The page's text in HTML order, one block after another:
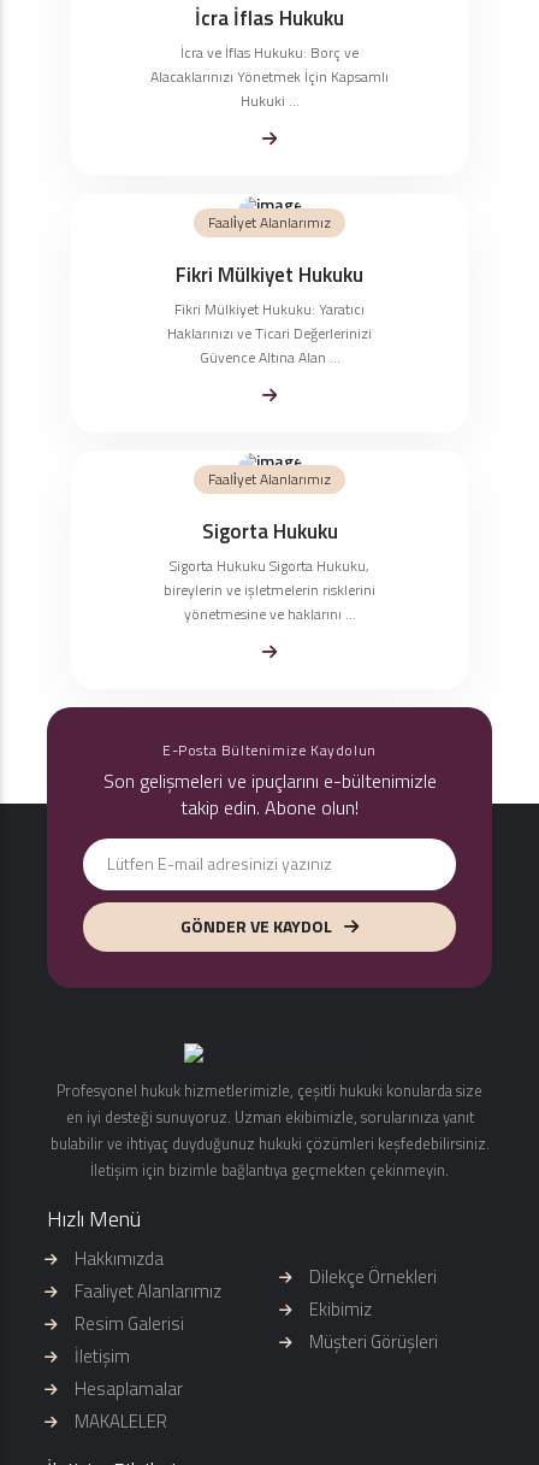
İcra İflas Hukuku
İcra ve İflas Hukuku: Borç ve
Alacaklarınızı Yönetmek İçin Kapsamlı
Hukuki ...
Faali̇yet Alanlarımız
Fikri Mülkiyet Hukuku
Fikri Mülkiyet Hukuku: Yaratıcı
Haklarınızı ve Ticari Değerlerinizi
Güvence Altına Alan ...
Faali̇yet Alanlarımız
Sigorta Hukuku
Sigorta Hukuku Sigorta Hukuku,
bireylerin ve işletmelerin risklerini
yönetmesine ve haklarını ...
E-Posta Bültenimize Kaydolun
Son gelişmeleri ve ipuçlarını e-bültenimizle
takip edin. Abone olun!
GÖNDER VE KAYDOL
Profesyonel hukuk hizmetlerimizle, çeşitli hukuki konularda size
en iyi desteği sunuyoruz. Uzman ekibimizle, sorularınıza yanıt
bulabilir ve ihtiyaç duyduğunuz hukuki çözümleri keşfedebilirsiniz.
İletişim için bizimle bağlantıya geçmekten çekinmeyin.
Hızlı Menü
Hakkımızda
Faaliyet Alanlarımız
Resim Galerisi
İletişim
Hesaplamalar
MAKALELER
Dilekçe Örnekleri
Ekibimiz
Müşteri Görüşleri